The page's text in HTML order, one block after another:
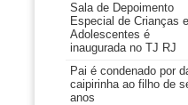
Sala de Depoimento
Especial de Crianças e
Adolescentes é
inaugurada no TJ RJ
Pai é condenado por
caipirinha ao filho de
anos